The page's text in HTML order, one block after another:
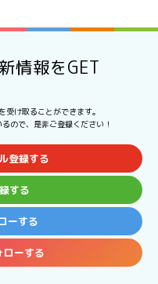
情報をGET
受け取ることができます。
ので、是非ご登録ください！
登録する
する
ーする
ーする